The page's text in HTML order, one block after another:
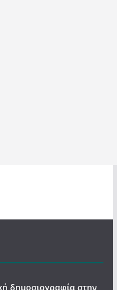
δημοσιογραφία στην